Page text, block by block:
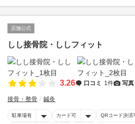
店舗公式
しし接骨院・ししフィット
3.26 口コミ 1件 写真
接骨・整骨 鍼灸
駐車場有 カード可 QRコード決済